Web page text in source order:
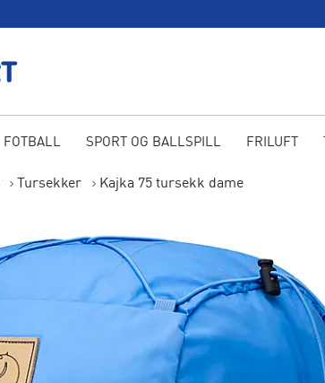
FOTBALL SPORT OG BALLSPILL FRILUFT
Tursekker Kajka 75 tursekk dame